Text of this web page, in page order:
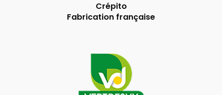
Crépito
Fabrication française